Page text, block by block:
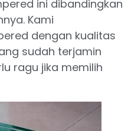
ini dibandingkan
Kami
dengan kualitas
sudah terjamin
ragu jika memilih